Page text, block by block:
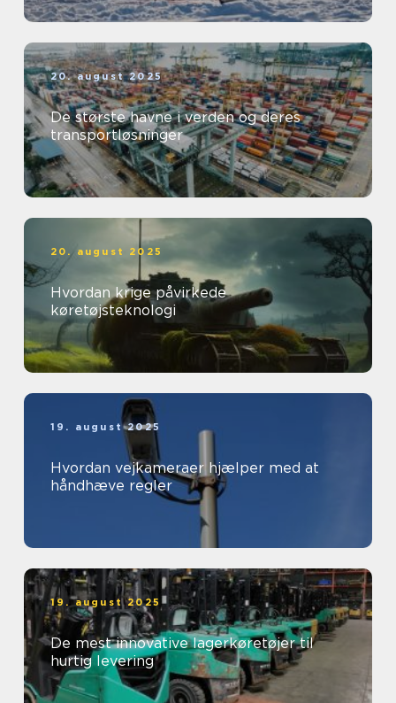
20. august 2025
De største havne i verden og deres
transportløsninger
20. august 2025
Hvordan krige påvirkede
køretøjsteknologi
19. august 2025
Hvordan vejkameraer hjælper med at
håndhæve regler
19. august 2025
De mest innovative lagerkøretøjer til
hurtig levering